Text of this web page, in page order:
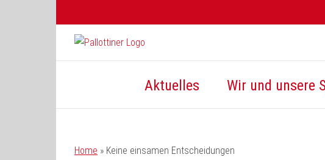
Aktuelles Wir und unsere
Home » Keine einsamen Entscheidungen